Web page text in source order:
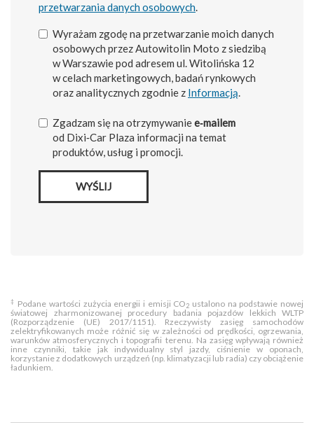
przetwarzania danych osobowych.
Wyrażam zgodę na przetwarzanie moich danych
osobowych przez Autowitolin Moto z siedzibą
w Warszawie pod adresem ul. Witolińska 12
w celach marketingowych, badań rynkowych
oraz analitycznych zgodnie z Informacją.
Zgadzam się na otrzymywaniee‑mailem
od Dixi‑Car Plaza informacji na temat
produktów, usług i promocji.
WYŚLIJ
‡ Podane wartości zużycia energii i emisji CO2 ustalono na podstawie nowej
światowej zharmonizowanej procedury badania pojazdów lekkich WLTP
(Rozporządzenie (UE) 2017/1151). Rzeczywisty zasięg samochodów
zelektryfikowanych może różnić się w zależności od prędkości, ogrzewania,
warunków atmosferycznych i topografii terenu. Na zasięg wpływają również
inne czynniki, takie jak indywidualny styl jazdy, ciśnienie w oponach,
korzystanie z dodatkowych urządzeń (np. klimatyzacji lub radia) czy obciążenie
ładunkiem.